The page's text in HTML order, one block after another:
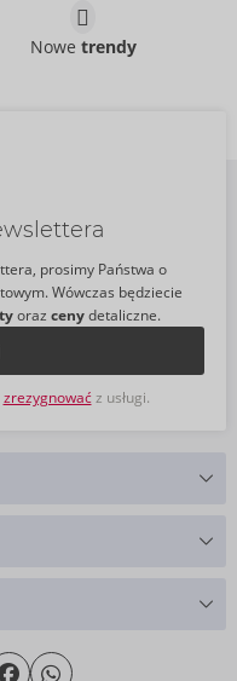
LINGERIE- ORION Brand
Nowe trendy
prosimy Państwa o
Wówczas będziecie
oraz cenydetaliczne.
zrezygnowaćz usługi.
09.00 - 16.00